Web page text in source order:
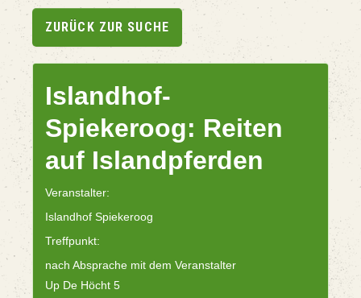
ZURÜCK ZUR SUCHE
Islandhof-
Spiekeroog: Reiten
auf Islandpferden
Veranstalter:
Islandhof Spiekeroog
Treffpunkt:
nach Absprache mit dem Veranstalter
Up De Höcht 5